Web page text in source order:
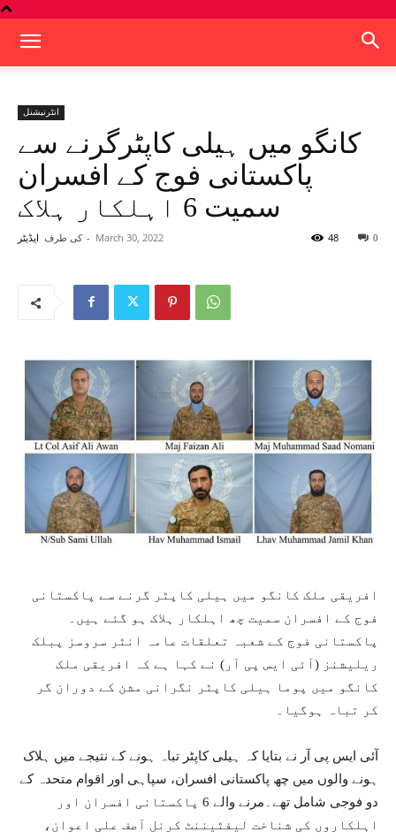
انٹرنیشنل
کانگو میں ہیلی کاپٹرگرنے سے
پاکستانی فوج کے افسران
سمیت 6 اہلکار ہلاک
کی طرف ایڈیٹر - March 30, 2022 0
48
افریقی ملک کانگو میں ہیلی کاپٹر گرنے سے پاکستانی
فوج کے افسران سمیت چھ اہلکار ہلاک ہو گئے ہیں۔
پاکستانی فوج کے شعبہ تعلقات عامہ انٹر سروسز پبلک
ریلیشنز (آئی ایس پی آر) نے کہا ہے کہ افریقی ملک
کانگو میں پوما ہیلی کاپٹر نگرانی مشن کے دوران گر
کر تباہ ہوگیا۔
آئی ایس پی آر نے بتایا کہ ہیلی کاپٹر تباہ ہونے کے نتیجے میں ہلاک
ہونے والوں میں چھ پاکستانی افسران، سپاہی اور اقوام متحدہ کے
دو فوجی شامل تھے۔مرنے والے 6 پاکستانی افسران اور
اہلکاروں کی شناخت لیفٹیننٹ کرنل آصف علی اعوان،